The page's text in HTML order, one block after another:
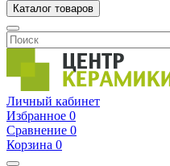
Каталог товаров
Личный кабинет
Избранное 0
Сравнение 0
Корзина 0